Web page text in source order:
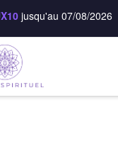
jusqu'au 07/08/2026